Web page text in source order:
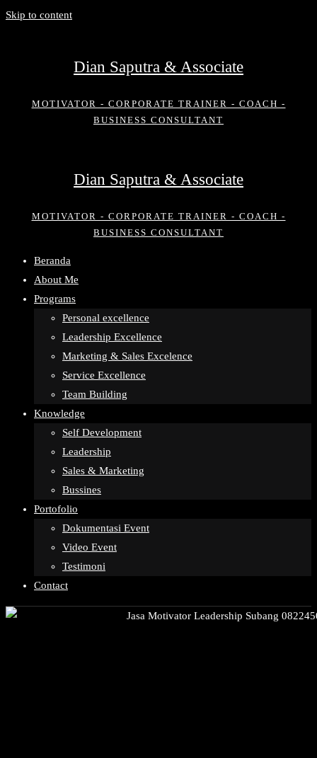
Skip to content
Dian Saputra & Associate
MOTIVATOR - CORPORATE TRAINER - COACH -
BUSINESS CONSULTANT
Dian Saputra & Associate
MOTIVATOR - CORPORATE TRAINER - COACH -
BUSINESS CONSULTANT
Beranda
About Me
Programs
Personal excellence
Leadership Excellence
Marketing & Sales Excelence
Service Excellence
Team Building
Knowledge
Self Development
Leadership
Sales & Marketing
Bussines
Portofolio
Dokumentasi Event
Video Event
Testimoni
Contact